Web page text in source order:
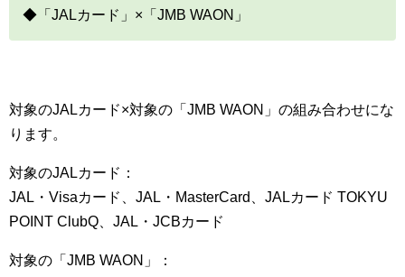
◆「JALカード」×「JMB WAON」
対象のJALカード×対象の「JMB WAON」の組み合わせにな
ります。
対象のJALカード：
JAL・Visaカード、JAL・MasterCard、JALカード TOKYU
POINT ClubQ、JAL・JCBカード
対象の「JMB WAON」：